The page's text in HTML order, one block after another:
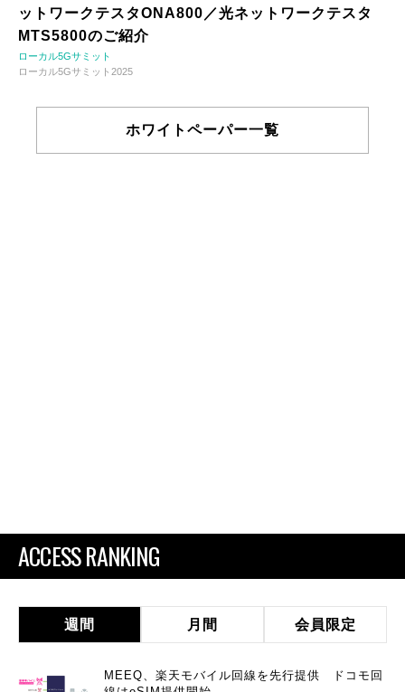
ットワークテスタONA800／光ネットワークテスタ
MTS5800のご紹介
ローカル5Gサミット
ローカル5Gサミット2025
ホワイトペーパー一覧
ACCESS RANKING
週間 月間 会員限定
MEEQ、楽天モバイル回線を先行提供 ドコモ回